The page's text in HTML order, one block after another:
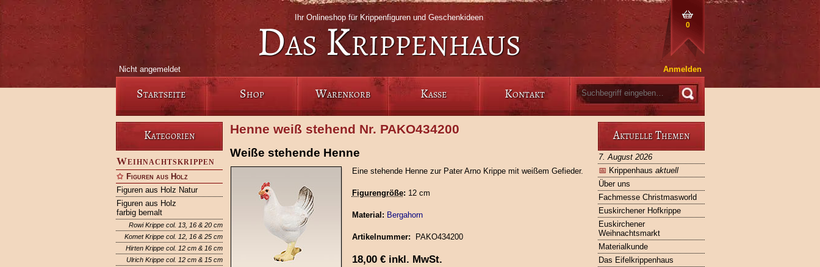
0
Ihr Onlineshop für Krippenfiguren und Geschenkideen
Das Krippenhaus
Nicht angemeldet Anmelden
Startseite Shop Warenkorb Kasse Kontakt
Kategorien
Weihnachtskrippen
Figuren aus Holz
Figuren aus Holz Natur
Figuren aus Holz
farbig bemalt
Rowi Krippe col. 13, 16 & 20 cm
Komet Krippe col. 12, 16 & 25 cm
Hirten Krippe col. 12 cm & 16 cm
Ulrich Krippe col. 12 cm & 15 cm
Aktuelle Themen
7. August 2026
📅 Krippenhaus aktuell
Über uns
Fachmesse Christmasworld
Euskirchener Hofkrippe
Euskirchener
Weihnachtsmarkt
Materialkunde
Das Eifelkrippenhaus
Henne weiß stehend Nr. PAKO434200
Weiße stehende Henne
Eine stehende Henne zur Pater Arno Krippe mit weißem Gefieder.
Figurengröße: 12 cm
Material: Bergahorn
Artikelnummer: PAKO434200
18,00 €inkl. MwSt.